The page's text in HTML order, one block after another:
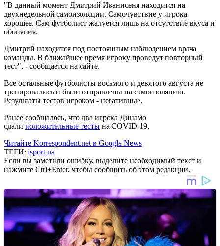
"В данный момент Дмитрий Иванисеня находится на
двухнедельной самоизоляции. Самочувствие у игрока
хорошее. Сам футболист жалуется лишь на отсутствие вкуса и
обоняния.
Дмитрий находится под постоянным наблюдением врача
команды. В ближайшее время игроку проведут повторный
тест", - сообщается на сайте.
Все остальные футболисты восьмого и девятого августа не
тренировались и были отправлены на самоизоляцию.
Результаты тестов игроком - негативные.
Ранее сообщалось, что два игрока Динамо
сдали положительные тесты на COVID-19.
Читайте Korrespondent.net в Google News
ТЕГИ: isport.ua
Если вы заметили ошибку, выделите необходимый текст и
нажмите Ctrl+Enter, чтобы сообщить об этом редакции.